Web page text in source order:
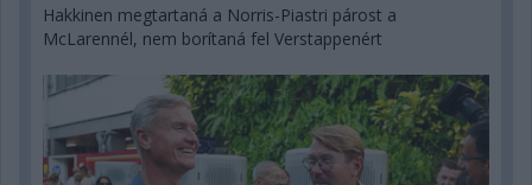
Hakkinen megtartaná a Norris-Piastri párost a
McLarennél, nem borítaná fel Verstappenért